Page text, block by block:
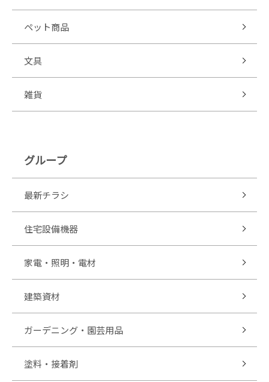
ペット商品
文具
雑貨
グループ
最新チラシ
住宅設備機器
家電・照明・電材
建築資材
ガーデニング・園芸用品
塗料・接着剤